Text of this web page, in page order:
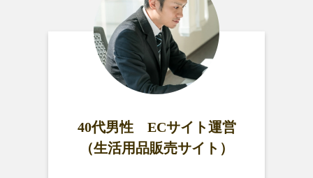
40代男性 ECサイト運営
（生活用品販売サイト）